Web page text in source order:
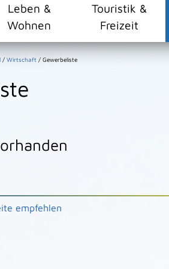
Leben &
Wohnen
Touristik &
Freizeit
/ Wirtschaft / Gewerbeliste
empfehlen